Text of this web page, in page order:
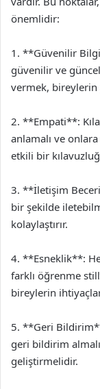
önemlidir:
1. **Güvenilir
güvenilir ve
vermek, bireylerin
2. **Empati**:
anlamalı ve
etkili bir
3. **İletişim
bir şekilde
kolaylaştırır.
4. **Esneklik**:
farklı öğrenme
bireylerin
5. **Geri
geri bildirim
geliştirmelidir.